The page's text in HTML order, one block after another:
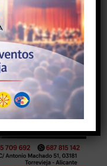
cocnejal de
el
Norberto Mazón y
la Comarca,